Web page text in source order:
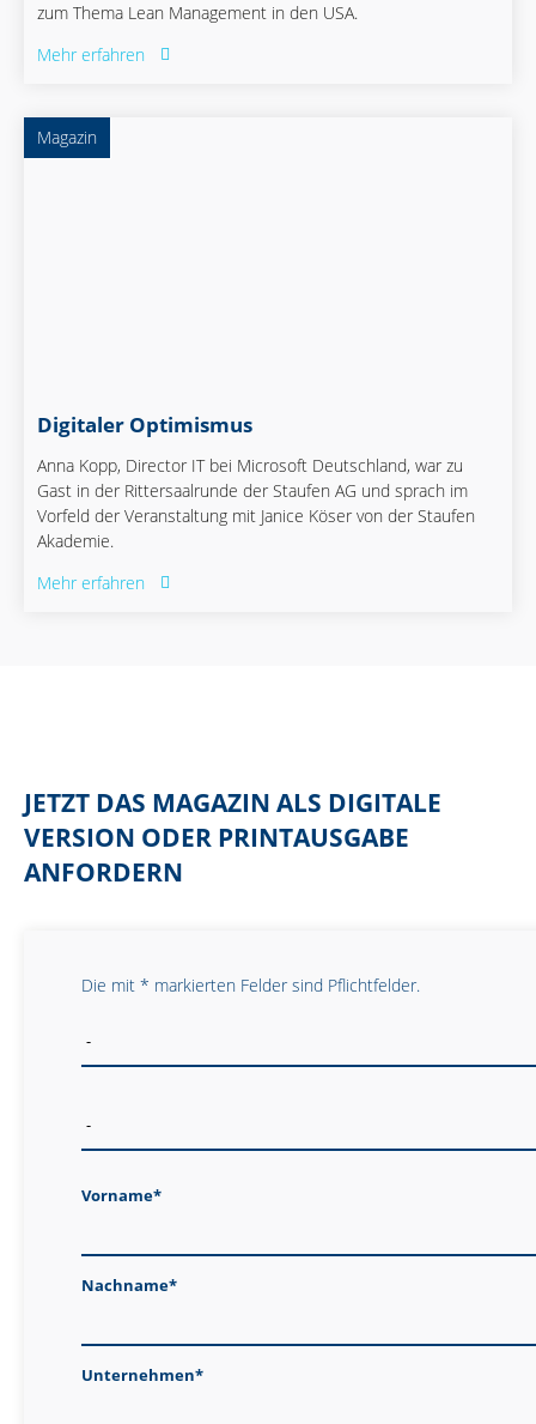
zum Thema Lean Management in den USA.
Mehr erfahren
Magazin
Digitaler Optimismus
Anna Kopp, Director IT bei Microsoft Deutschland, war zu
Gast in der Rittersaalrunde der Staufen AG und sprach im
Vorfeld der Veranstaltung mit Janice Köser von der Staufen
Akademie.
Mehr erfahren
JETZT DAS MAGAZIN ALS DIGITALE
VERSION ODER PRINTAUSGABE
ANFORDERN
Die mit * markierten Felder sind Pflichtfelder.
Vorname*
Nachname*
Unternehmen*